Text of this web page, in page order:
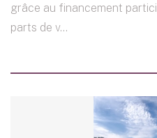
grâce au financement
parts de v...